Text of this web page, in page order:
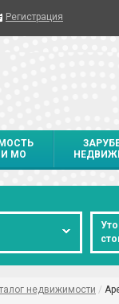
Регистрация
МО
недвижимости /